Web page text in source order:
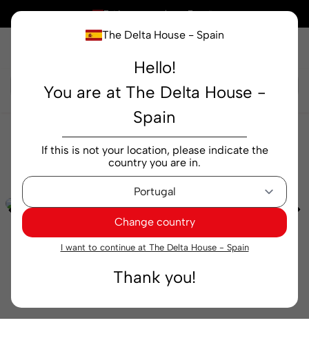
The Delta House - Spain
Hello!
You are at The Delta House -
Spain
If this is not your location, please indicate the
country you are in.
Change country
I want to continue at The Delta House - Spain
Thank you!
× Está comprando en España
Cafeterías Molido
Café Molido Delta Cafés
Angola Molienda Universal 220 g